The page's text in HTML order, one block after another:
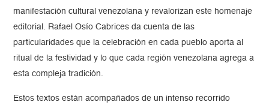
manifestación cultural venezolana y revalorizan este homenaje
editorial. Rafael Osío Cabrices da cuenta de las
particularidades que la celebración en cada pueblo aporta al
ritual de la festividad y lo que cada región venezolana agrega a
esta compleja tradición.
Estos textos están acompañados de un intenso recorrido